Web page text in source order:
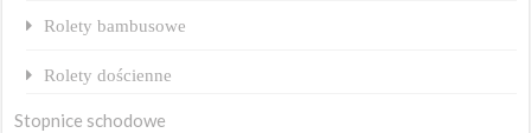
Rolety bambusowe
Rolety dościenne
Stopnice schodowe